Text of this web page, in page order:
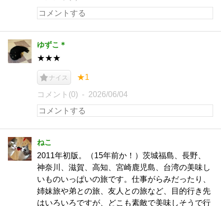
ゆずこ＊
★★★
ナイス ★1
コメント(0) 2026/06/04
ねこ
2011年初版。（15年前か！）茨城福島、長野、
神奈川、滋賀、高知、宮崎鹿児島、台湾の美味し
いものいっぱいの旅です。仕事がらみだったり、
姉妹旅や弟との旅、友人との旅など、目的行き先
はいろいろですが、どこも素敵で美味しそうで行